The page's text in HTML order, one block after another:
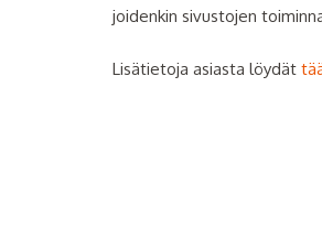
joidenkin sivustojen
Lisätietoja asiasta löydät